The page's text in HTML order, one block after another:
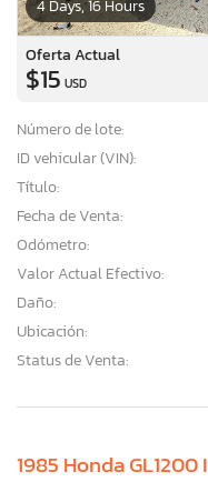
4 Days, 16 Hours
Oferta Actual
$15 USD
Número de lote:
ID vehicular (VIN):
Título:
Fecha de Venta:
Odómetro:
Valor Actual Efectivo:
Daño:
Ubicación:
Status de Venta:
1985 Honda GL1200 I